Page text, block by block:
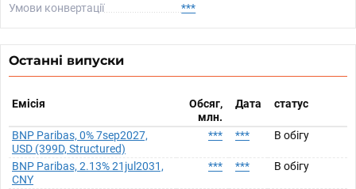
Умови конвертації ***
Останні випуски
Емісія
Обсяг,
млн.
Дата статус
BNP Paribas, 0% 7sep2027,
USD (399D, Structured)
*** *** В обігу
BNP Paribas, 2.13% 21jul2031,
CNY
*** *** В обігу